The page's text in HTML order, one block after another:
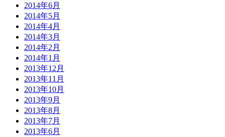
2014年6月
2014年5月
2014年4月
2014年3月
2014年2月
2014年1月
2013年12月
2013年11月
2013年10月
2013年9月
2013年8月
2013年7月
2013年6月